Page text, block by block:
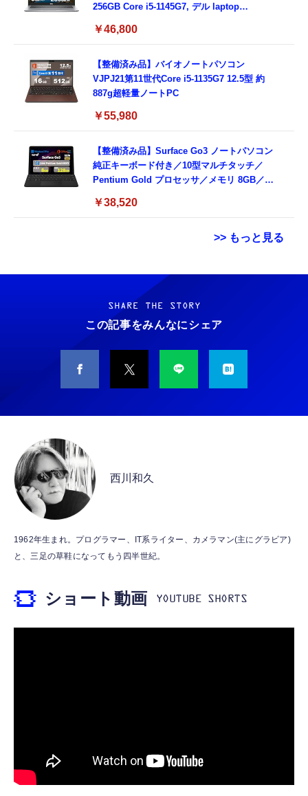
256GB Core i5-1145G7, デル laptop
ド付き (整備済み品)
￥46,800
【整備済み品】バイオノートパソコン
VJPJ21第11世代Core i5-1135G7 12.5型 約
887g超軽量ノートPC
￥55,980
【整備済み品】Surface Go3 ノートパソコン
純正キーボード付き／10型マルチタッチ／
Pentium Gold プロセッサ／メモリ 8GB／
Bluetooth5.0／USB-C／1080p顔認証カメラ
￥38,520
>> もっと見る
Grithope イヤホン タイプC【2026新モデル
耐久性】 有線イヤホン マイク付き HiFi音質
ノイズ低減 重低音 遅延なし
￥949
タイプc 寝ホンイヤホン 寝ホン type-c 有線
睡眠用イヤホン 【音質強化バージョン
￥2,199
MFi認証 【ハイレゾ音質】 内蔵DAC 遅延な
し 48ビット/96KHz 音量調節対応
【HIFI音質】iphone イヤホンジャック ライ
トニング イヤホン 変換 MFI認証 4極 内蔵
￥999
霊界コミュニケーションロボット BAKETAN
WARASHI ばけたん ワラシ 改 KAI
￥5,400
M10SR AIペット（コミュニケーションロボッ
ト）
ット）
￥53,900
霊界コミュニケーションロボット BAKETAN
ジングベース付き ロペット 充電ベース付き
SHARE THE STORY
この記事をみんなにシェア
西川和久
1962年生まれ。プログラマー、IT系ライター、カメラマン(主にグラビア)
と、三足の草鞋になってもう四半世紀。
ショート動画